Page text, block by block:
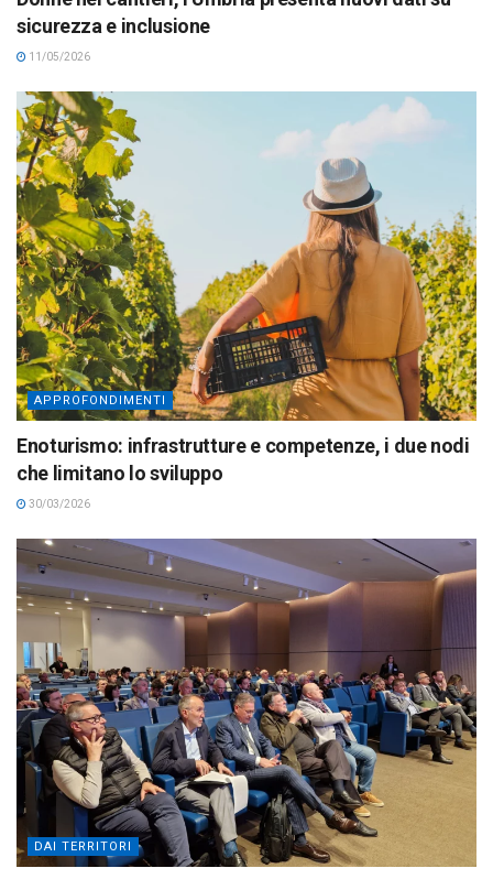
sicurezza e inclusione
11/05/2026
APPROFONDIMENTI
Enoturismo: infrastrutture e competenze, i due nodi
che limitano lo sviluppo
30/03/2026
DAI TERRITORI